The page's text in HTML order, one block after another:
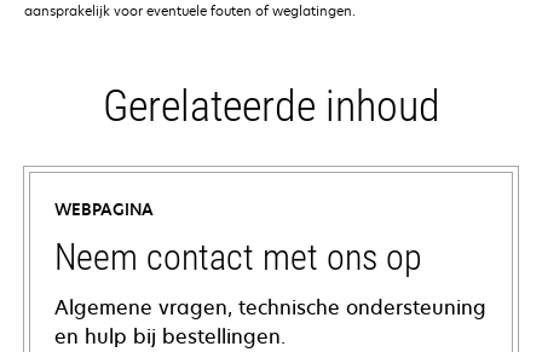
aansprakelijk voor eventuele fouten of weglatingen.
Gerelateerde inhoud
WEBPAGINA
Neem contact met ons op
Algemene vragen, technische ondersteuning
en hulp bij bestellingen.